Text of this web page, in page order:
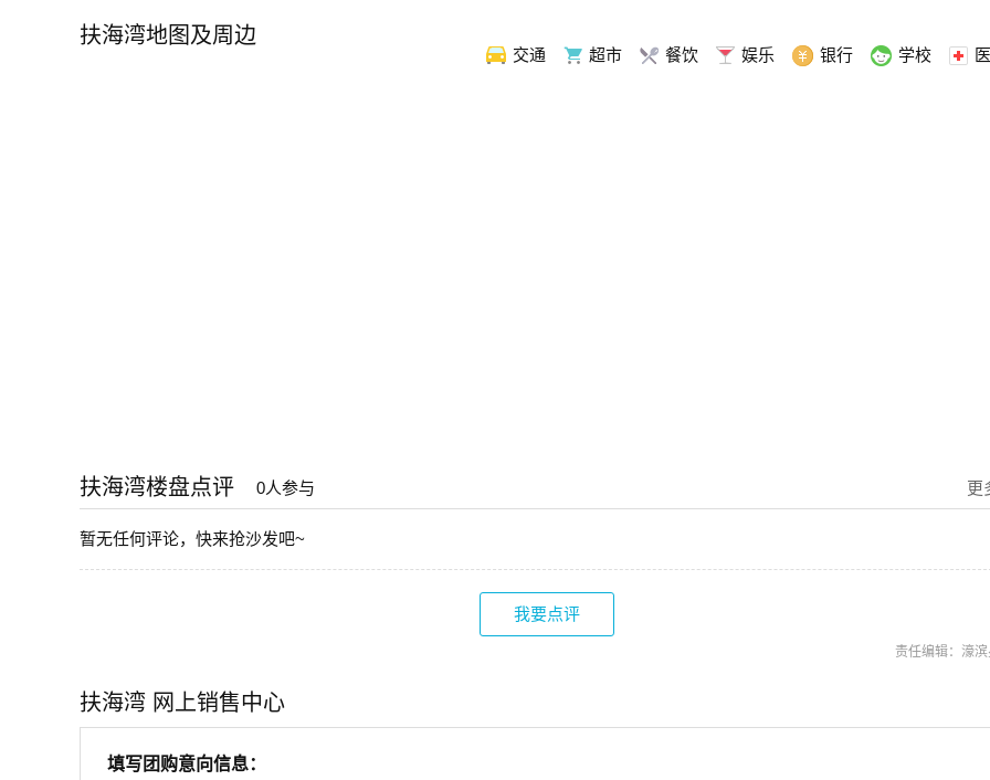
扶海湾地图及周边
交通 超市 餐饮 娱乐 银行 学校
扶海湾楼盘点评 0人参与 更
暂无任何评论，快来抢沙发吧~
我要点评
责任编辑：濠
扶海湾 网上销售中心
填写团购意向信息：